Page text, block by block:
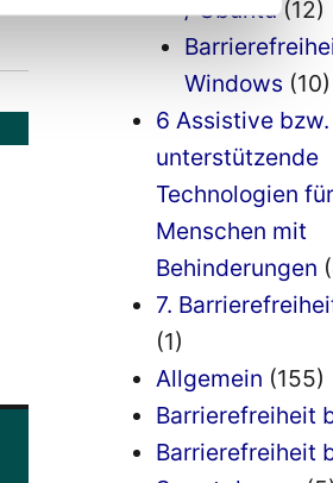
/ Ubuntu(12)
Windows (10)
6 Assistive bzw.
unterstützende
Technologien für
Menschen mit
Behinderungen
7.
(1)
Allgemein (155)
Barrierefreiheit
Barrierefreiheit